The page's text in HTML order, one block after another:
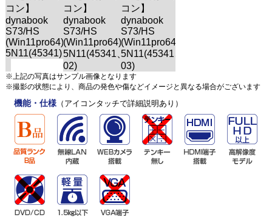
※上記の写真はサンプル画像となります
※撮影の状態により、商品の発色や傷などイメージと異なる場合がございます
機能・仕様（アイコンタッチで詳細説明あり）